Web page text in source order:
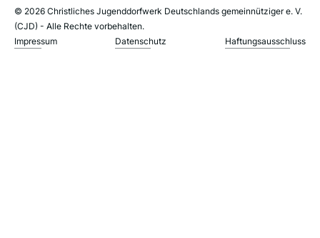
© 2026 Christliches Jugenddorfwerk Deutschlands gemeinnütziger e. V.
(CJD) - Alle Rechte vorbehalten.
Impressum
Datenschutz Haftungsausschluss